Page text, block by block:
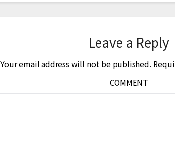
Leave a Reply
Your email address will not be published.
COMMENT